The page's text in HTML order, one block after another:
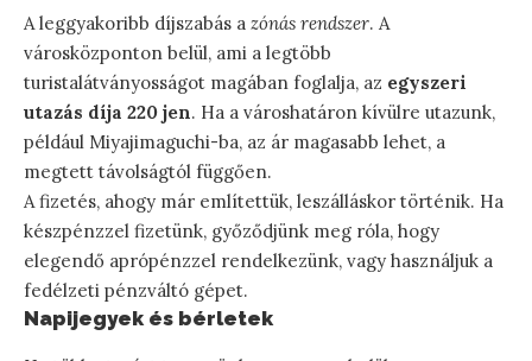
A leggyakoribb díjszabás a zónás rendszer. A
városközponton belül, ami a legtöbb
turistalátványosságot magában foglalja, az egyszeri
utazás díja 220 jen. Ha a városhatáron kívülre utazunk,
például Miyajimaguchi-ba, az ár magasabb lehet, a
megtett távolságtól függően.
A fizetés, ahogy már említettük, leszálláskor történik. Ha
készpénzzel fizetünk, győződjünk meg róla, hogy
elegendő aprópénzzel rendelkezünk, vagy használjuk a
fedélzeti pénzváltó gépet.
Napijegyek és bérletek